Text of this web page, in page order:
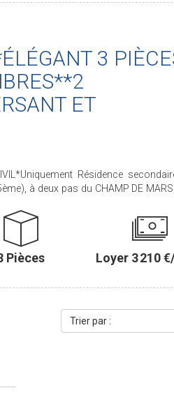
3
ET
Résidence
à deux pas du CHAMP DE
situé au 3ème étage par
il est agrémenté de 2 BEAUX
d'une entrée, d'un séjour,
d'une salle de bains avec WC
*DISPONIBLE
Only for Secondary Residence or
with toilet, and a guest toilet.
Pièces Loyer 3 210
Trier par :